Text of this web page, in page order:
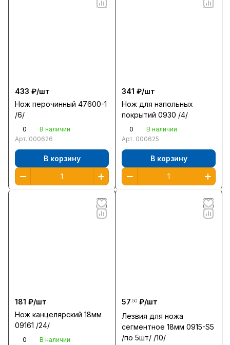
433 ₽/шт
Нож перочинный 47600-1
/6/
0
В наличии
Арт. 000626
В корзину
341 ₽/шт
Нож для напольных
покрытий 0930 /4/
0
В наличии
Арт. 000625
В корзину
181 ₽/шт
Нож канцелярский 18мм
09161 /24/
0
В наличии
57.50 ₽/шт
Лезвия для ножа
сегментное 18мм 0915-S5
/по 5шт/ /10/